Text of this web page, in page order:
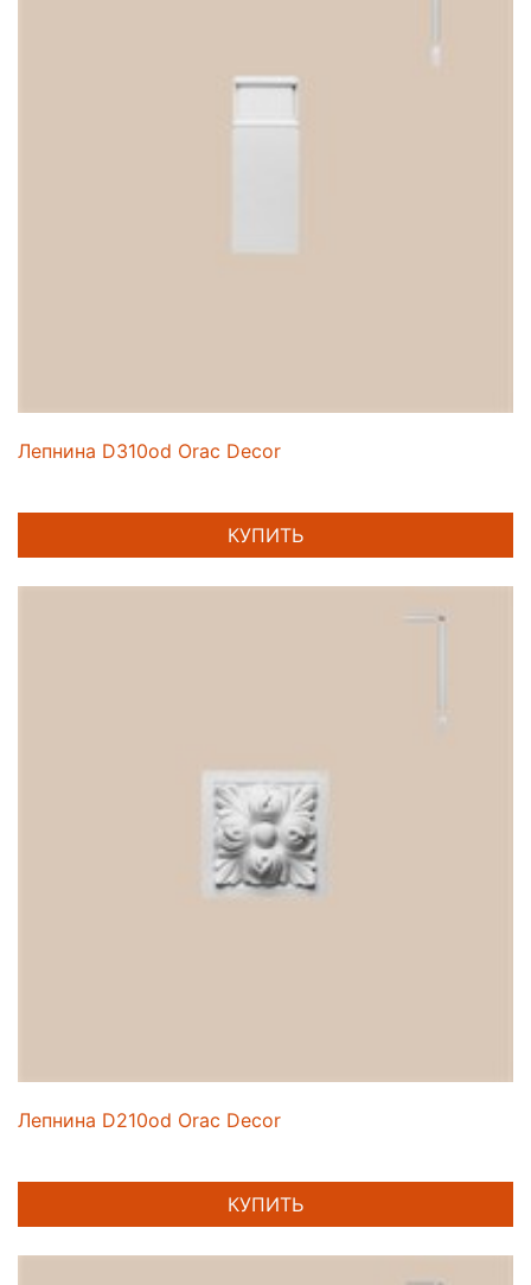
Лепнина D310od Orac Decor
КУПИТЬ
Лепнина D210od Orac Decor
КУПИТЬ